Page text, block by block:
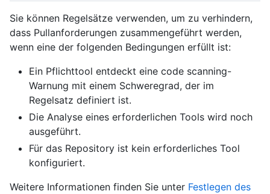
Sie können Regelsätze verwenden, um zu verhindern,
dass Pullanforderungen zusammengeführt werden,
wenn eine der folgenden Bedingungen erfüllt ist:
Ein Pflichttool entdeckt eine code scanning-
Warnung mit einem Schweregrad, der im
Regelsatz definiert ist.
Die Analyse eines erforderlichen Tools wird noch
ausgeführt.
Für das Repository ist kein erforderliches Tool
konfiguriert.
Weitere Informationen finden Sie unter Festlegen des